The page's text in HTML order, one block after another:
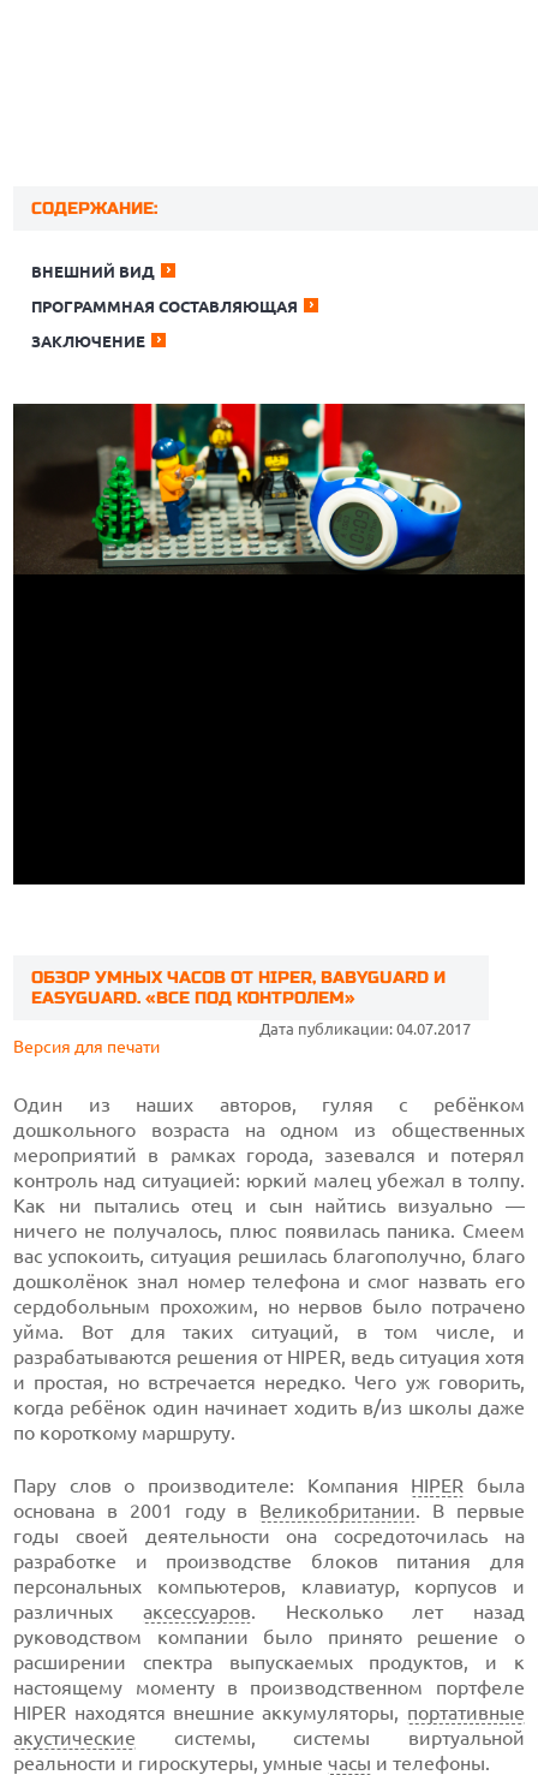
СОДЕРЖАНИЕ:
ВНЕШНИЙ ВИД
ПРОГРАММНАЯ СОСТАВЛЯЮЩАЯ
ЗАКЛЮЧЕНИЕ
ОБЗОР УМНЫХ ЧАСОВ ОТ HIPER, BABYGUARD И
EASYGUARD. «ВСЕ ПОД КОНТРОЛЕМ»
Дата публикации: 04.07.2017
Версия для печати
Один из наших авторов, гуляя с ребёнком
дошкольного возраста на одном из общественных
мероприятий в рамках города, зазевался и потерял
контроль над ситуацией: юркий малец убежал в толпу.
Как ни пытались отец и сын найтись визуально —
ничего не получалось, плюс появилась паника. Смеем
вас успокоить, ситуация решилась благополучно, благо
дошколёнок знал номер телефона и смог назвать его
сердобольным прохожим, но нервов было потрачено
уйма. Вот для таких ситуаций, в том числе, и
разрабатываются решения от HIPER, ведь ситуация хотя
и простая, но встречается нередко. Чего уж говорить,
когда ребёнок один начинает ходить в/из школы даже
по короткому маршруту.
Пару слов о производителе: Компания HIPER была
основана в 2001 году в Великобритании. В первые
годы своей деятельности она сосредоточилась на
разработке и производстве блоков питания для
персональных компьютеров, клавиатур, корпусов и
различных аксессуаров. Несколько лет назад
руководством компании было принято решение о
расширении спектра выпускаемых продуктов, и к
настоящему моменту в производственном портфеле
HIPER находятся внешние аккумуляторы, портативные
акустические системы, системы виртуальной
реальности и гироскутеры, умныечасы и телефоны.